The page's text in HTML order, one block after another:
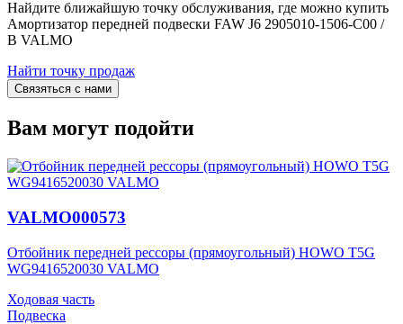
Найдите ближайшую точку обслуживания, где можно купить
Амортизатор передней подвески FAW J6 2905010-1506-C00 /
B VALMO
Найти точку продаж
Связяться с нами
Вам могут подойти
VALMO000573
Отбойник передней рессоры (прямоугольный) HOWO T5G
WG9416520030 VALMO
Ходовая часть
Подвеска